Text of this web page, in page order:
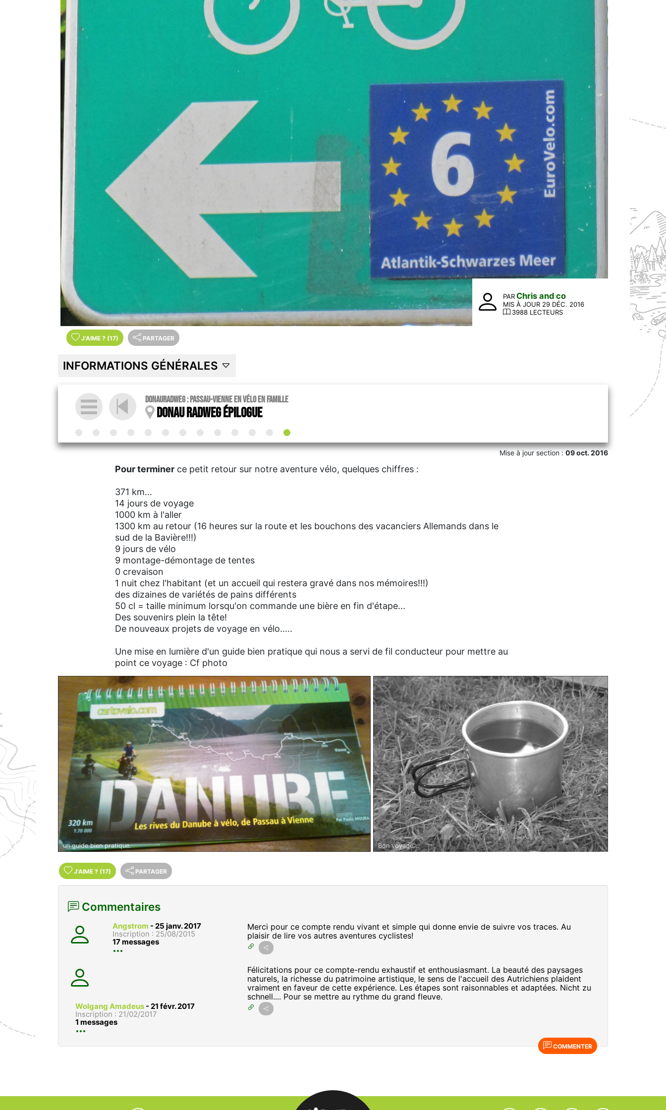
PAR Chris and co
MIS À JOUR 29 DÉC. 2016
3988 LECTEURS
J'AIME ? (17) PARTAGER
INFORMATIONS GÉNÉRALES
Donauradweg : Passau-Vienne en vélo en famille
Donau radweg épilogue
Mise à jour section :09 oct. 2016
Pour terminer ce petit retour sur notre aventure vélo, quelques chiffres :
371 km...
14 jours de voyage
1000 km à l'aller
1300 km au retour (16 heures sur la route et les bouchons des vacanciers Allemands dans le
sud de la Bavière!!!)
9 jours de vélo
9 montage-démontage de tentes
0 crevaison
1 nuit chez l'habitant (et un accueil qui restera gravé dans nos mémoires!!!)
des dizaines de variétés de pains différents
50 cl = taille minimum lorsqu'on commande une bière en fin d'étape...
Des souvenirs plein la tête!
De nouveaux projets de voyage en vélo.....
Une mise en lumière d'un guide bien pratique qui nous a servi de fil conducteur pour mettre au
point ce voyage : Cf photo
un guide bien pratique. Bon voyage...
J'AIME ? (17) PARTAGER
Commentaires
Angstrom - 25 janv. 2017
Inscription : 25/08/2015
17 messages
Merci pour ce compte rendu vivant et simple qui donne envie de suivre vos traces. Au
plaisir de lire vos autres aventures cyclistes!
Wolgang Amadeus - 21 févr. 2017
Inscription : 21/02/2017
1 messages
Félicitations pour ce compte-rendu exhaustif et enthousiasmant. La beauté des paysages
naturels, la richesse du patrimoine artistique, le sens de l'accueil des Autrichiens plaident
vraiment en faveur de cette expérience. Les étapes sont raisonnables et adaptées. Nicht zu
schnell.... Pour se mettre au rythme du grand fleuve.
COMMENTER